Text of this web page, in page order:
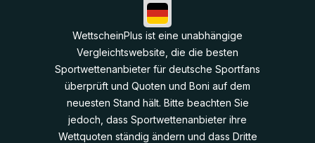
WettscheinPlus ist eine unabhängige
Vergleichtswebsite, die die besten
Sportwettenanbieter für deutsche Sportfans
überprüft und Quoten und Boni auf dem
neuesten Stand hält. Bitte beachten Sie
jedoch, dass Sportwettenanbieter ihre
Wettquoten ständig ändern und dass Dritte